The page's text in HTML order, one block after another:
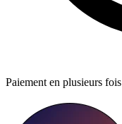
Paiement en plusieurs fois